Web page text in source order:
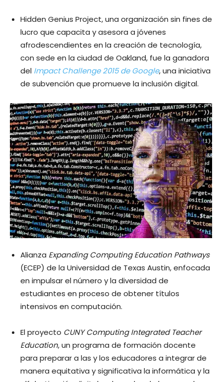
Hidden Genius Project, una organización sin fines de
lucro que capacita y asesora a jóvenes
afrodescendientes en la creación de tecnología,
con sede en la ciudad de Oakland, fue la ganadora
del Impact Challenge 2015 de Google, una iniciativa
de subvención que promueve la inclusión digital.
Alianza Expanding Computing Education Pathways
(ECEP) de la Universidad de Texas Austin, enfocada
en impulsar el número y la diversidad de
estudiantes en proceso de obtener títulos
intensivos en computación.
El proyecto CUNY Computing Integrated Teacher
Education, un programa de formación docente
para preparar a las y los educadores a integrar de
manera equitativa y significativa la informática y la